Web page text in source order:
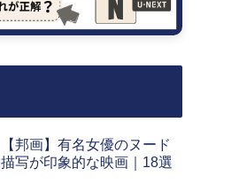
【邦画】有名女優のヌード
描写が印象的な映画｜18選